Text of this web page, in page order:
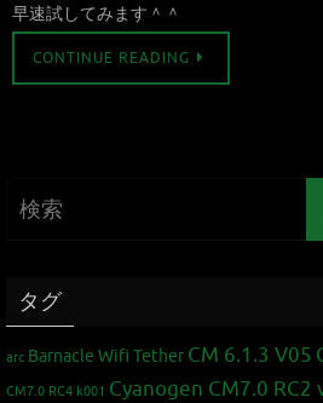
早速試してみます＾＾
CONTINUE READING
タグ
arc Barnacle Wifi Tether CM 6.1.3 V05
CM7.0 RC4 k001 Cyanogen CM7.0